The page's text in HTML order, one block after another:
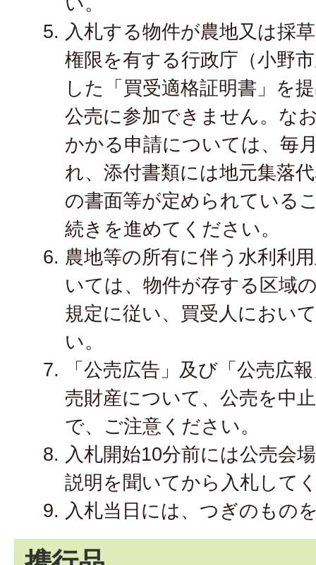
入札する物件が農地又は採
権限を有する行政庁（小野
した「買受適格証明書」を
公売に参加できません。な
かかる申請については、毎
れ、添付書類には地元集落
の書面等が定められている
続きを進めてください。
農地等の所有に伴う水利利
いては、物件が存する区域
規定に従い、買受人におい
い。
「公売広告」及び「公売広
売財産について、公売を中
で、ご注意ください。
入札開始10分前には公売会
説明を聞いてから入札して
入札当日には、つぎのもの